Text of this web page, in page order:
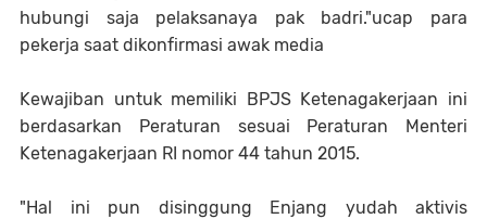
hubungi saja pelaksanaya pak badri."ucap para
pekerja saat dikonfirmasi awak media
Kewajiban untuk memiliki BPJS Ketenagakerjaan ini
berdasarkan Peraturan sesuai Peraturan Menteri
Ketenagakerjaan RI nomor 44 tahun 2015.
"Hal ini pun disinggung Enjang yudah aktivis